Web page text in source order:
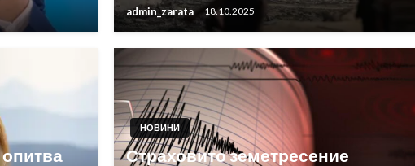
admin_zarata 18.10.2025
НОВИНИ
Страховито земетресение